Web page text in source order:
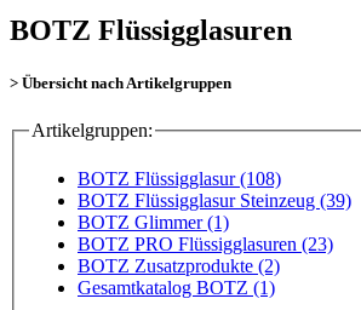
BOTZ Flüssigglasuren
> Übersicht nach Artikelgruppen
Artikelgruppen:
BOTZ Flüssigglasur (108)
BOTZ Flüssigglasur Steinzeug (39)
BOTZ Glimmer (1)
BOTZ PRO Flüssigglasuren (23)
BOTZ Zusatzprodukte (2)
Gesamtkatalog BOTZ (1)